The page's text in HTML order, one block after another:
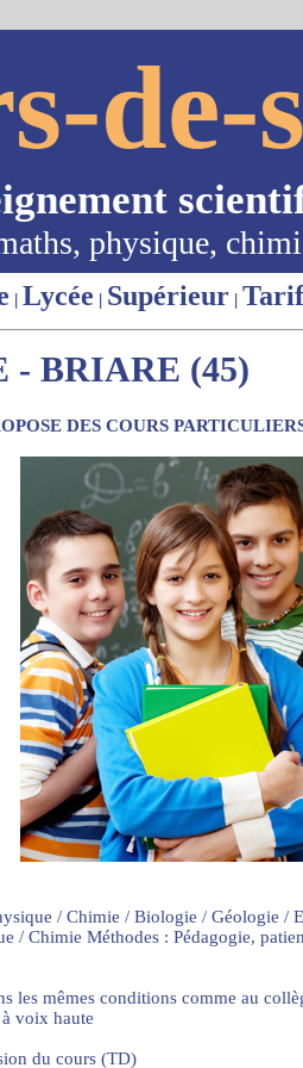
de-
physique,
| Lycée | Supérieur |
- BRIARE (45)
DES COURS
/ Chimie / Biologie / Géologie /
/ Chimie Méthodes : Pédagogie,
les mêmes conditions comme au
voix haute
du cours (TD)